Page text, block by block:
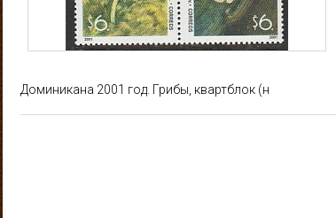
Доминикана 2001 год. Грибы, квартблок (н